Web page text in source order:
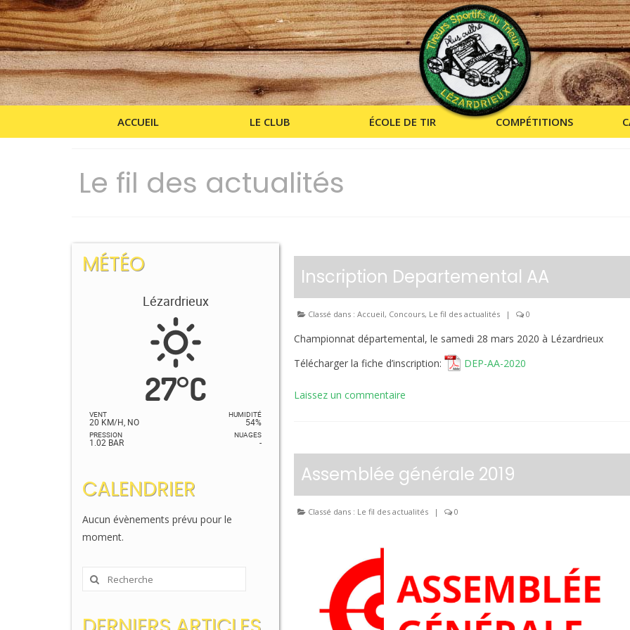
ACCUEIL LE CLUB ÉCOLE DE TIR COMPÉTITIONS
Le fil des actualités
Inscription Departemental AA
Classé dans : Accueil, Concours, Le fil des actualités | 0
Championnat départemental, le samedi 28 mars 2020 à Lézardrieux
Télécharger la fiche d’inscription:
DEP-AA-2020
Laissez un commentaire
Assemblée générale 2019
Classé dans : Le fil des actualités | 0
MÉTÉO
Lézardrieux
27°C
VENT
20 KM/H, NO
PRESSION
1.02 BAR
HUMIDITÉ
54%
NUAGES
-
CALENDRIER
Aucun évènements prévu pour le
moment.
Rechercher
: